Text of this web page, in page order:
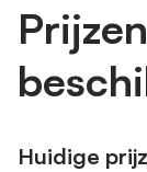
Huidige